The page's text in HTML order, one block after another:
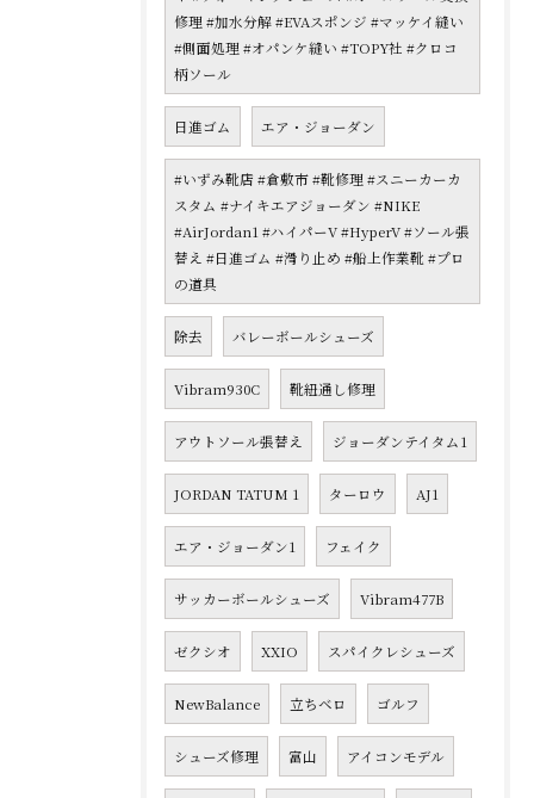
修理 #加水分解 #EVAスポンジ #マッケイ縫い
#側面処理 #オパンケ縫い #TOPY社 #クロコ
柄ソール
日進ゴム エア・ジョーダン
#いずみ靴店 #倉敷市 #靴修理 #スニーカーカ
スタム #ナイキエアジョーダン #NIKE
#AirJordan1 #ハイパーV #HyperV #ソール張
替え #日進ゴム #滑り止め #船上作業靴 #プロ
の道具
除去 バレーボールシューズ
Vibram930C 靴紐通し修理
アウトソール張替え ジョーダンテイタム1
JORDAN TATUM 1 ターロウ AJ1
エア・ジョーダン1 フェイク
サッカーボールシューズ Vibram477B
ゼクシオ XXIO スパイクレシューズ
NewBalance 立ちベロ ゴルフ
シューズ修理 富山 アイコンモデル